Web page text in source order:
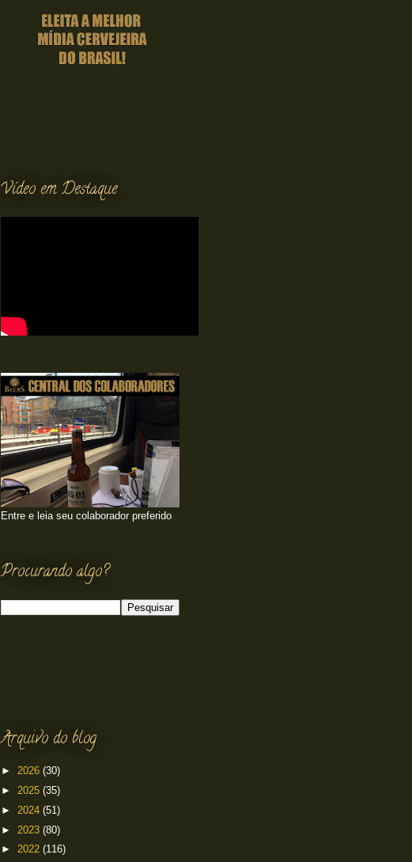
Vídeo em Destaque
Entre e leia seu colaborador preferido
Procurando algo?
Arquivo do blog
► 2026 (30)
► 2025 (35)
► 2024 (51)
► 2023 (80)
► 2022 (116)